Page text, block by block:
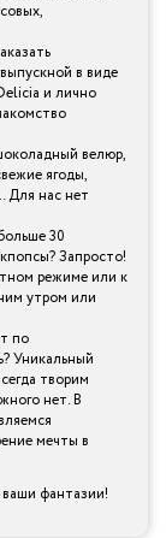
в виде
и лично
велюр,
ягоды,
Для нас нет
30
Запросто!
режиме или к
утром или
по
Уникальный
творим
нет. В
мечты в
фантазии!